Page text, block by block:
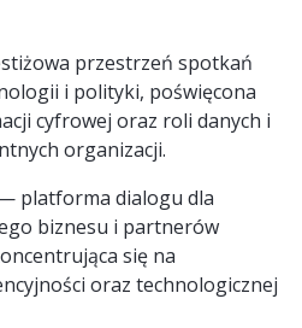
przestrzeń spotkań
i polityki, poświęcona
cyfrowej oraz roli danych i
organizacji.
platforma dialogu dla
biznesu i partnerów
się na
oraz technologicznej